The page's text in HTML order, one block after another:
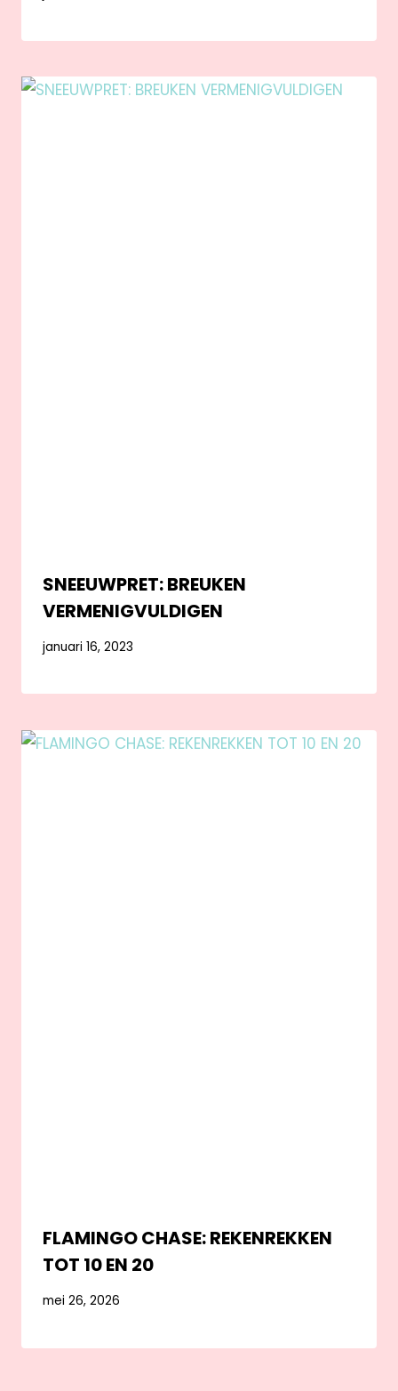
SNEEUWPRET: BREUKEN
VERMENIGVULDIGEN
januari 16, 2023
FLAMINGO CHASE: REKENREKKEN
TOT 10 EN 20
mei 26, 2026